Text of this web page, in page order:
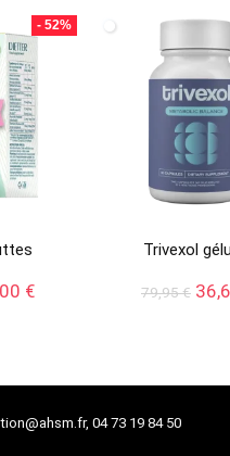
€.
est :
29,00 €.
était :
- 52%
€Le
Trivexol
79,95€ Le
, 04 73 19 84 50